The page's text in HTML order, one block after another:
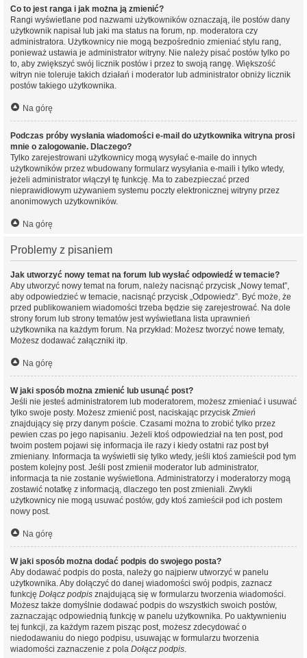
Co to jest ranga i jak można ją zmienić?
Rangi wyświetlane pod nazwami użytkowników oznaczają, ile postów dany
użytkownik napisał lub jaki ma status na forum, np. moderatora czy
administratora. Użytkownicy nie mogą bezpośrednio zmieniać stylu rang,
ponieważ ustawia je administrator witryny. Nie należy pisać postów tylko po
to, aby zwiększyć swój licznik postów i przez to swoją rangę. Większość
witryn nie toleruje takich działań i moderator lub administrator obniży licznik
postów takiego użytkownika.
Na górę
Podczas próby wysłania wiadomości e-mail do użytkownika witryna prosi
mnie o zalogowanie. Dlaczego?
Tylko zarejestrowani użytkownicy mogą wysyłać e-maile do innych
użytkowników przez wbudowany formularz wysyłania e-maili i tylko wtedy,
jeżeli administrator włączył tę funkcję. Ma to zabezpieczać przed
nieprawidłowym używaniem systemu poczty elektronicznej witryny przez
anonimowych użytkowników.
Na górę
Problemy z pisaniem
Jak utworzyć nowy temat na forum lub wysłać odpowiedź w temacie?
Aby utworzyć nowy temat na forum, należy nacisnąć przycisk „Nowy temat”,
aby odpowiedzieć w temacie, nacisnąć przycisk „Odpowiedz”. Być może, że
przed publikowaniem wiadomości trzeba będzie się zarejestrować. Na dole
strony forum lub strony tematów jest wyświetlana lista uprawnień
użytkownika na każdym forum. Na przykład: Możesz tworzyć nowe tematy,
Możesz dodawać załączniki itp.
Na górę
W jaki sposób można zmienić lub usunąć post?
Jeśli nie jesteś administratorem lub moderatorem, możesz zmieniać i usuwać
tylko swoje posty. Możesz zmienić post, naciskając przyciskZmień
znajdujący się przy danym poście. Czasami można to zrobić tylko przez
pewien czas po jego napisaniu. Jeżeli ktoś odpowiedział na ten post, pod
twoim postem pojawi się informacja ile razy i kiedy ostatni raz post był
zmieniany. Informacja ta wyświetli się tylko wtedy, jeśli ktoś zamieścił pod tym
postem kolejny post. Jeśli post zmienił moderator lub administrator,
informacja ta nie zostanie wyświetlona. Administratorzy i moderatorzy mogą
zostawić notatkę z informacją, dlaczego ten post zmieniali. Zwykli
użytkownicy nie mogą usuwać postów, gdy ktoś zamieścił pod ich postem
nowy post.
Na górę
W jaki sposób można dodać podpis do swojego posta?
Aby dodawać podpis do posta, należy go najpierw utworzyć w panelu
użytkownika. Aby dołączyć do danej wiadomości swój podpis, zaznacz
funkcję Dołącz podpis znajdującą się w formularzu tworzenia wiadomości.
Możesz także domyślnie dodawać podpis do wszystkich swoich postów,
zaznaczając odpowiednią funkcję w panelu użytkownika. Po uaktywnieniu
tej funkcji, za każdym razem pisząc post, możesz zdecydować o
niedodawaniu do niego podpisu, usuwając w formularzu tworzenia
wiadomości zaznaczenie z pola Dołącz podpis.